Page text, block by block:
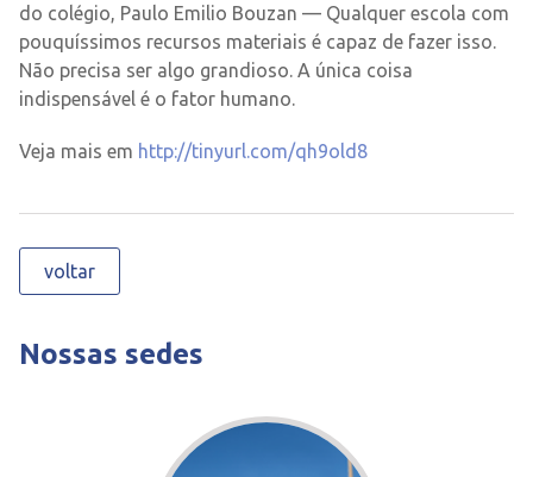
do colégio, Paulo Emilio Bouzan — Qualquer escola com
pouquíssimos recursos materiais é capaz de fazer isso.
Não precisa ser algo grandioso. A única coisa
indispensável é o fator humano.
Veja mais em http://tinyurl.com/qh9old8
voltar
Nossas sedes